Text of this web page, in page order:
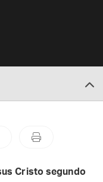
Cristo segundo